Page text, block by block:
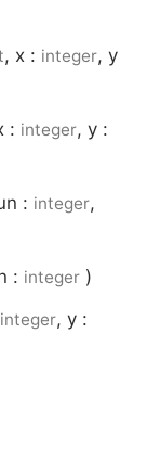
, x : integer, y
: integer, y :
: integer,
: integer )
integer, y :